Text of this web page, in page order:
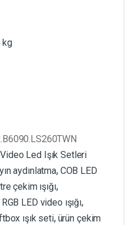
Video Led Işık Setleri
aydınlatma, COB LED
çekim ışığı,
RGB LED video ışığı,
ışık seti, ürün çekim